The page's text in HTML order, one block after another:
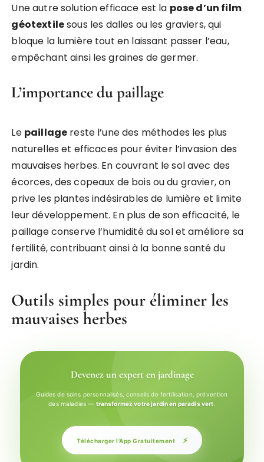
Une autre solution efficace est la pose d’un film
géotextilesous les dalles ou les graviers, qui
bloque la lumière tout en laissant passer l’eau,
empêchant ainsi les graines de germer.
L’importance du paillage
Le paillage reste l’une des méthodes les plus
naturelles et efficaces pour éviter l’invasion des
mauvaises herbes. En couvrant le sol avec des
écorces, des copeaux de bois ou du gravier, on
prive les plantes indésirables de lumière et limite
leur développement. En plus de son efficacité, le
paillage conserve l’humidité du sol et améliore sa
fertilité, contribuant ainsi à la bonne santé du
jardin.
Outils simples pour éliminer les
mauvaises herbes
Devenez un expert en jardinage
Guides de soins personnalisés, conseils de fertilisation, prévention
des maladies — transformez votre jardin en paradis vert
Télécharger l'App Gratuitement ⚡